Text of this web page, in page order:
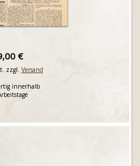
€
zzgl. Versand
innerhalb